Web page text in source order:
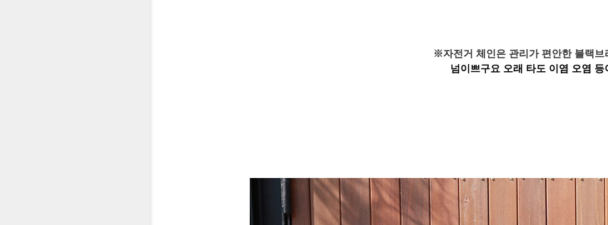
※자전거 체인은 관리가 편안한 블랙브
넘이쁘구요 오래 타도 이염 오염